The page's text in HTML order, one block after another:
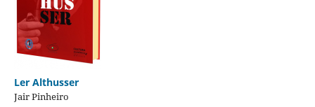
Ler Althusser
Jair Pinheiro